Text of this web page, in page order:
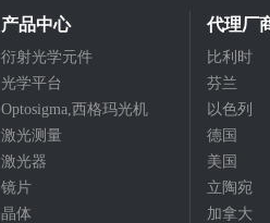
产品中心
衍射光学元件
光学平台
Optosigma,西格玛光机
激光测量
激光器
镜片
晶体
代理厂
比利时
芬兰
以色列
德国
美国
立陶宛
加拿大